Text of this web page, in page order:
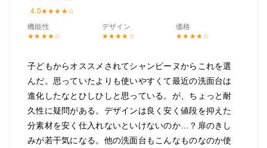
4.0
機能性
デザイン 価格
子どもからオススメされてシャンピーヌからこれを選
んだ。思っていたよりも使いやすくて最近の洗面台は
進化したなとひしひしと思っている。が、ちょっと耐
久性に疑問がある。デザインは良く安く値段を抑えた
分素材を安く仕入れないといけないのか…？扉のきし
みが若干気になる。他の洗面台もこんなものなのか使